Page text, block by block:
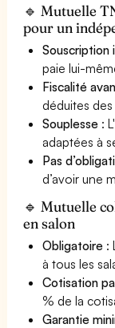
🔹 Mutuelle
pour un
Souscription
paie lui-
Fiscalité
déduites
Souplesse :
adaptées à
Pas
d’avoir une
🔹 Mutuelle
en salon
Obligatoire :
à tous les
Cotisation
% de la
Garantie